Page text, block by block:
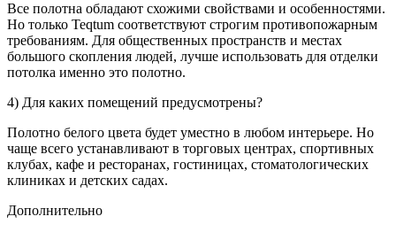
Все полотна обладают схожими свойствами и особенностями.
Но только Teqtum соответствуют строгим противопожарным
требованиям. Для общественных пространств и местах
большого скопления людей, лучше использовать для отделки
потолка именно это полотно.
4) Для каких помещений предусмотрены?
Полотно белого цвета будет уместно в любом интерьере. Но
чаще всего устанавливают в торговых центрах, спортивных
клубах, кафе и ресторанах, гостиницах, стоматологических
клиниках и детских садах.
Дополнительно